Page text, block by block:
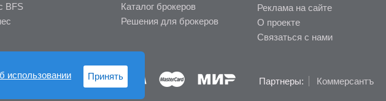
BFS
Каталог брокеров
Решения для брокеров
Реклама на сайте
О проекте
Связаться с нами
Партнеры: Коммерсантъ
использовании Принять